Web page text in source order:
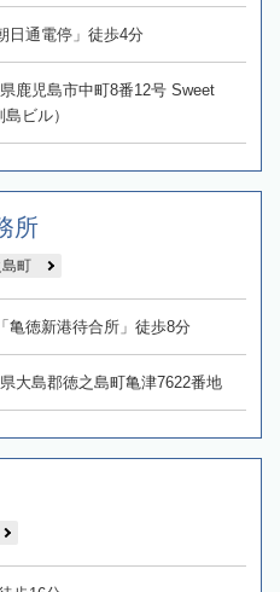
日通電停」徒歩4分
鹿児島市中町8番12号 Sweet
ビル）
所
町
亀徳新港待合所」徒歩8分
大島郡徳之島町亀津7622番地